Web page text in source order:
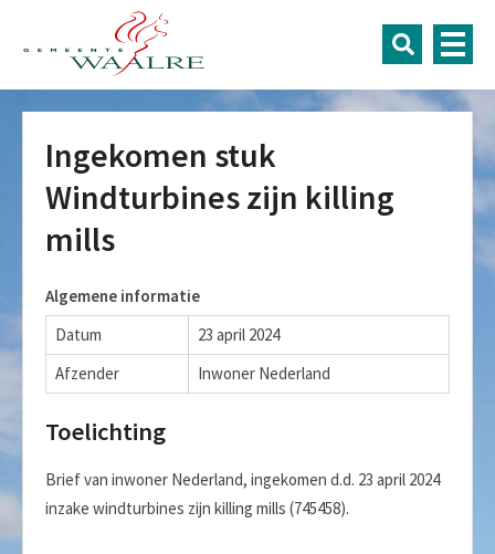
Ingekomen stuk
Windturbines zijn killing
mills
Algemene informatie
Datum
23 april 2024
Afzender
Inwoner Nederland
Toelichting
Brief van inwoner Nederland, ingekomen d.d. 23 april 2024
inzake windturbines zijn killing mills (745458).